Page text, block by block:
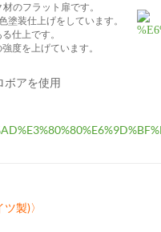
のフラット扉です。
装仕上げをしています。
仕上です。
度を上げています。
ボアを使用
製)〉